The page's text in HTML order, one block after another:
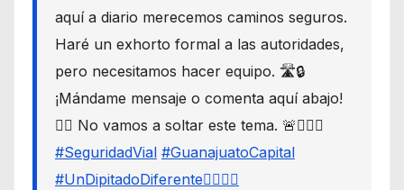
aquí a diario merecemos caminos seguros.
Haré un exhorto formal a las autoridades,
pero necesitamos hacer equipo. 🛣️🔒
¡Mándame mensaje o comenta aquí abajo!
👇🏼 No vamos a soltar este tema. 🚨🙋🏾‍♂️
#SeguridadVial #GuanajuatoCapital
#UnDipitadoDiferente🙋🏽‍♂️⚖️